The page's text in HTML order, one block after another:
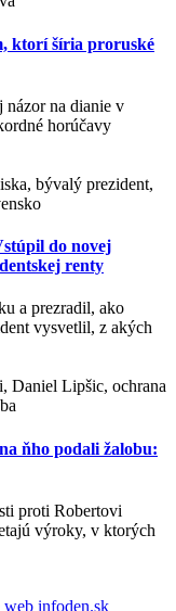
ktorí šíria proruské
názor na dianie v
horúčavy
bývalý prezident,
do novej
renty
a prezradil, ako
vysvetlil, z akých
Daniel Lipšic, ochrana
ňho podali žalobu:
proti Robertovi
výroky, v ktorých
web infoden.sk